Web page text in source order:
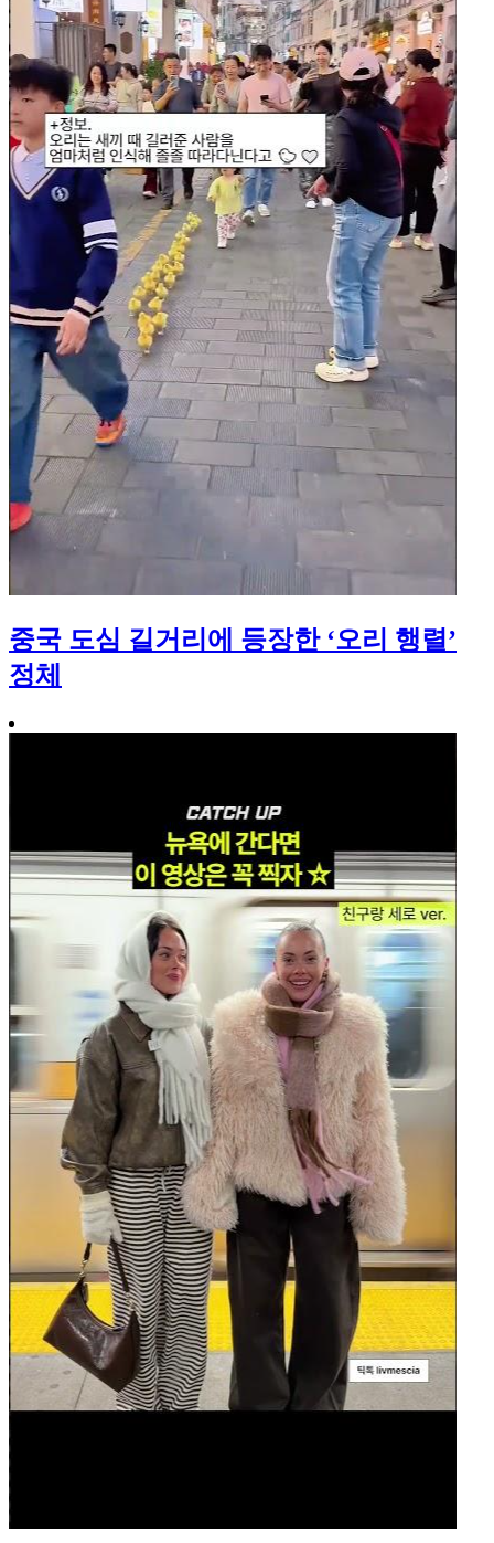
중국 도심 길거리에 등장한 ‘오리 행렬’
정체